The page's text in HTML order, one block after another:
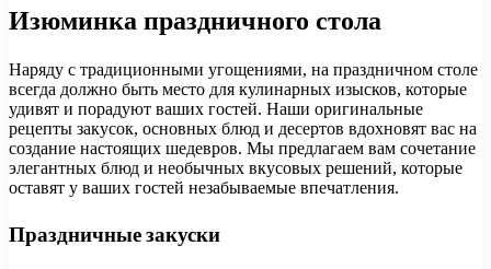
Изюминка праздничного стола
Наряду с традиционными угощениями, на праздничном столе
всегда должно быть место для кулинарных изысков, которые
удивят и порадуют ваших гостей. Наши оригинальные
рецепты закусок, основных блюд и десертов вдохновят вас на
создание настоящих шедевров. Мы предлагаем вам сочетание
элегантных блюд и необычных вкусовых решений, которые
оставят у ваших гостей незабываемые впечатления.
Праздничные закуски